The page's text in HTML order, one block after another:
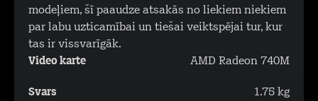
modeļiem, šī paaudze atsakās no liekiem niekiem
par labu uzticamībai un tiešai veiktspējai tur, kur
tas ir vissvarīgāk.
Video karte
AMD Radeon 740M
Svars 1.75 kg